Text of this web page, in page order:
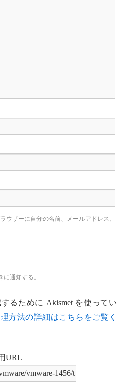
ウザーに自分の名前、メールアドレス、
通知する。
るために Akismet を使ってい
方法の詳細はこちらをご覧く
URL